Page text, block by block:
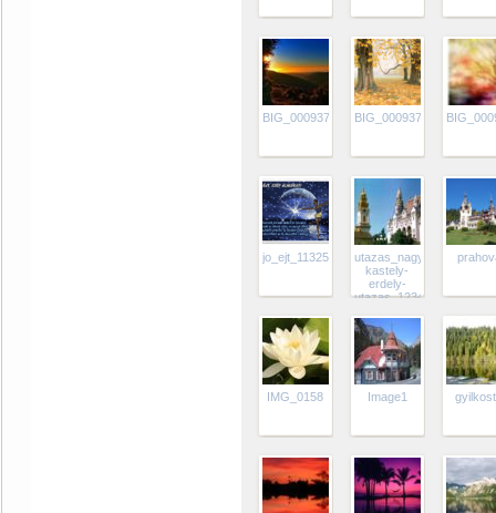
BIG_0009374597BIG_0009374590
jo_ejt_1132575_3531_nutazas_nagyvarad-
kastely-
erdely-
utazas_1234782814
IMG_0158 Image1